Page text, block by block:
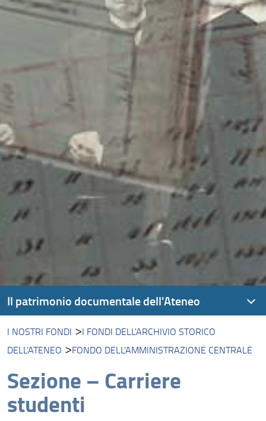
I NOSTRI FONDI
I FONDI DELL'ARCHIVIO STORICO
DELL'ATENEO
FONDO DELL'AMMINISTRAZIONE CENTRALE
Sezione – Carriere
studenti
Il patrimonio documentale dell'Ateneo
I nostri fondi